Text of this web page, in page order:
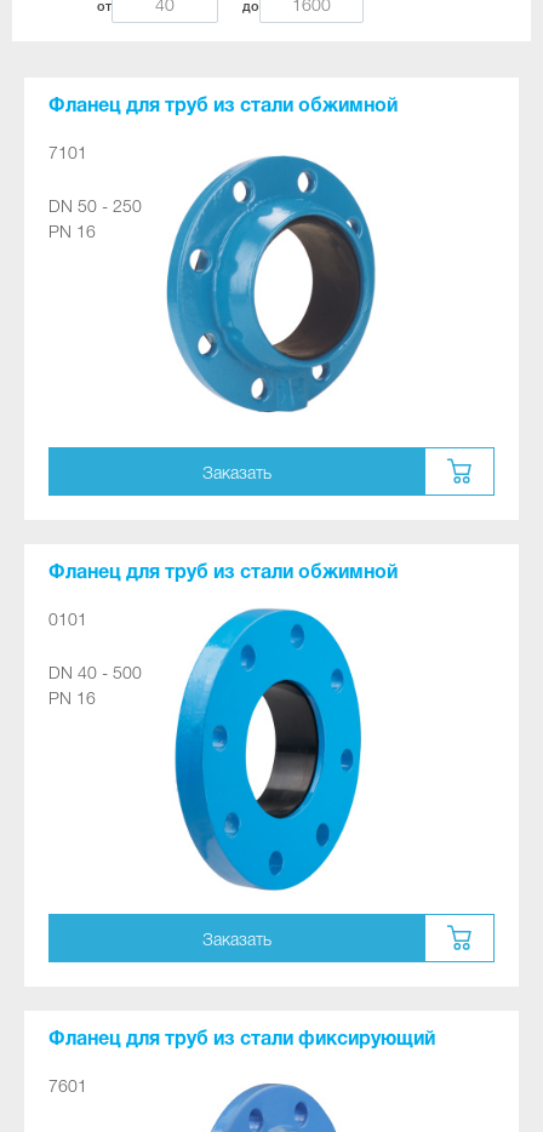
от до
Фланец для труб из стали обжимной
7101
DN 50 - 250
PN 16
Заказать
Фланец для труб из стали обжимной
0101
DN 40 - 500
PN 16
Заказать
Фланец для труб из стали фиксирующий
7601